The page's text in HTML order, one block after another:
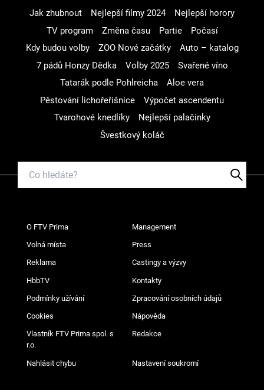
Jak zhubnout Nejlepší filmy 2024
Nejlepší horory
TV program
Změna času Partie
Počasí
Kdy budou volby
ZOO Nové začátky
Auto – katalog
7 pádů Honzy Dědka
Volby 2025
Svařené víno
Tatarák podle Pohlreicha
Aloe vera
Pěstování lichořeřišnice
Výpočet ascendentu
Tvarohové knedlíky
Nejlepší palačinky
Švestkový koláč
O FTV Prima Management
Volná místa Press
Reklama Castingy a výzvy
HbbTV Kontakty
Podmínky užívání Zpracování osobních údajů
Cookies Nápověda
Vlastník FTV Prima spol. s
r.o.
Redakce
Nahlásit chybu Nastavení soukromí